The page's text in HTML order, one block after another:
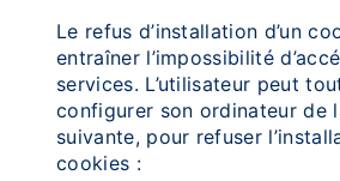
Le refus d’installation d’un
entraîner l’impossibilité
services. L’utilisateur peut
configurer son ordinateur de
suivante, pour refuser
cookies :